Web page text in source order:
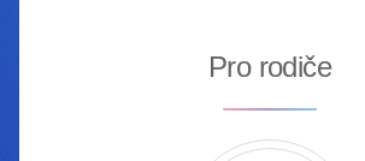
Pro rodiče